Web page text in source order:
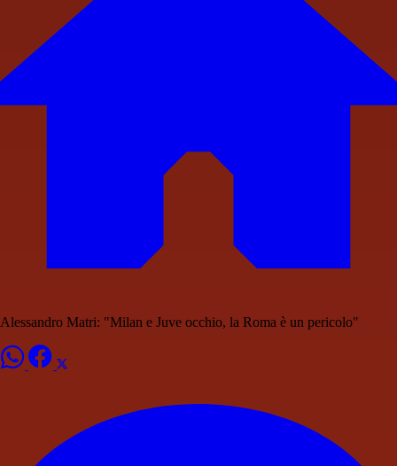
Alessandro Matri: "Milan e Juve occhio, la Roma è un pericolo"